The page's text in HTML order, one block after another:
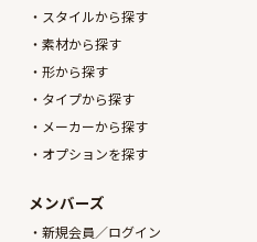
スタイルから探す
素材から探す
形から探す
タイプから探す
メーカーから探す
オプションを探す
メンバーズ
新規会員／ログイン